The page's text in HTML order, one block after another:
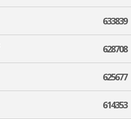
633839
628708
625677
614353